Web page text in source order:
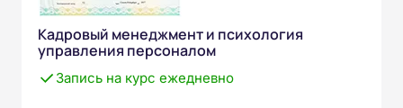
Кадровый менеджмент и психология
управления персоналом
Запись на курс ежедневно